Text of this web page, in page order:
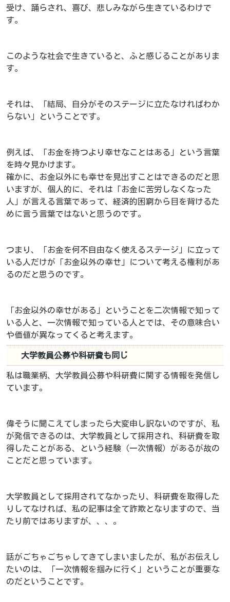
受け、踊らされ、喜び、悲しみながら生きているわけで
す。
このような社会で生きていると、ふと感じることがありま
す。
それは、「結局、自分がそのステージに立たなければわか
らない」ということです。
例えば、「お金を持つより幸せなことはある」という言葉
を時々見かけます。
確かに、お金以外にも幸せを見出すことはできるのだと思
いますが、個人的に、それは「お金に苦労しなくなった
人」が言える言葉であって、経済的困窮から目を背けるた
めに言う言葉ではないと思うのです。
つまり、「お金を何不自由なく使えるステージ」に立って
いる人だけが「お金以外の幸せ」について考える権利があ
るのだと思うのです。
「お金以外の幸せがある」ということを二次情報で知って
いる人と、一次情報で知っている人とでは、その意味合い
や価値が異なってくると考えます。
大学教員公募や科研費も同じ
私は職業柄、大学教員公募や科研費に関する情報を発信し
ています。
偉そうに聞こえてしまったら大変申し訳ないのですが、私
が発信できるのは、大学教員として採用され、科研費を取
得したことがある、という経験（一次情報）があるが故の
ことだと思っています。
大学教員として採用されてなかったり、科研費を取得した
りしてなければ、私の記事は全て詐欺となりますので、当
たり前ではありますが、、、。
話がごちゃごちゃしてきてしまいましたが、私がお伝えし
たいのは、「一次情報を掴みに行く」ということが重要な
のだということです。